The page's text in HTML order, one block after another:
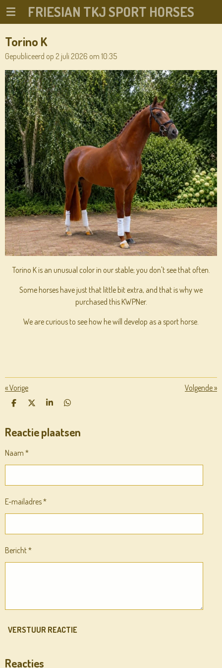
Ga
direct
de
hoofdinhoud
FRIESIAN TKJ SPORT HORSES
Torino K
Gepubliceerd op 2 juli 2026 om 10:35
Torino K is an unusual color in our stable; you don't see that often.
Some horses have just that little bit extra, and that is why we
purchased this KWPNer.
We are curious to see how he will develop as a sport horse.
«Vorige Volgende»
D
E
N
D
L
S
R
E
D
E
N
Reactie plaatsen
Naam *
E-mailadres *
Bericht *
VERSTUUR REACTIE
Reacties